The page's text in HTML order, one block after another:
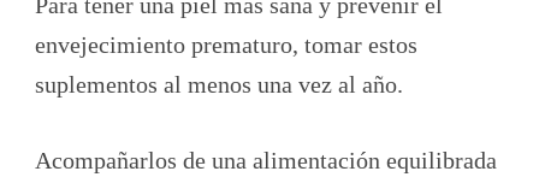
envejecimiento prematuro, tomar estos
suplementos al menos una vez al año.
Acompañarlos de una alimentación equilibrada